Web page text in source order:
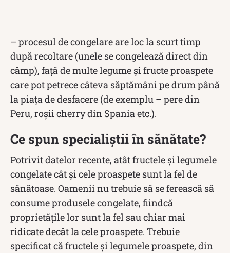
– procesul de congelare are loc la scurt timp
după recoltare (unele se congelează direct din
câmp), față de multe legume și fructe proaspete
care pot petrece câteva săptămâni pe drum până
la piața de desfacere (de exemplu – pere din
Peru, roșii cherry din Spania etc.).
Ce spun specialiștii în sănătate?
Potrivit datelor recente, atât fructele și legumele
congelate cât și cele proaspete sunt la fel de
sănătoase. Oamenii nu trebuie să se ferească să
consume produsele congelate, fiindcă
proprietățile lor sunt la fel sau chiar mai
ridicate decât la cele proaspete. Trebuie
specificat că fructele și legumele proaspete, din